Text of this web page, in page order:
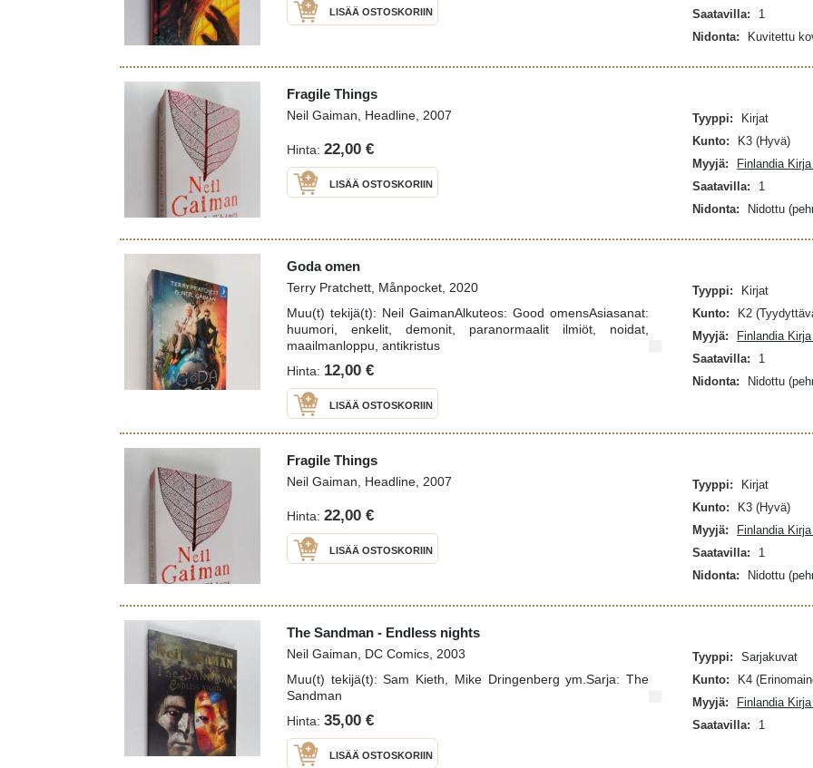
LISÄÄ OSTOSKORIIN
Saatavilla:
1
Nidonta:
Kuvitettu
Fragile Things
Neil Gaiman, Headline, 2007
Hinta: 22,00 €
LISÄÄ OSTOSKORIIN
Tyyppi:
Kirjat
Kunto:
K3 (Hyvä)
Myyjä:
Finlandia
Saatavilla:
1
Nidonta:
Nidottu
Goda omen
Terry Pratchett, Månpocket, 2020
Muu(t) tekijä(t): Neil GaimanAlkuteos: Good omensAsiasanat:
huumori, enkelit, demonit, paranormaalit ilmiöt, noidat,
maailmanloppu, antikristus
Hinta: 12,00 €
LISÄÄ OSTOSKORIIN
Tyyppi:
Kirjat
Kunto:
K2
Myyjä:
Finlandia
Saatavilla:
1
Nidonta:
Nidottu
Fragile Things
Neil Gaiman, Headline, 2007
Hinta: 22,00 €
LISÄÄ OSTOSKORIIN
Tyyppi:
Kirjat
Kunto:
K3 (Hyvä)
Myyjä:
Finlandia
Saatavilla:
1
Nidonta:
Nidottu
The Sandman - Endless nights
Neil Gaiman, DC Comics, 2003
Muu(t) tekijä(t): Sam Kieth, Mike Dringenberg ym.Sarja: The
Sandman
Hinta: 35,00 €
LISÄÄ OSTOSKORIIN
Tyyppi:
Sarjakuvat
Kunto:
K4
Myyjä:
Finlandia
Saatavilla:
1